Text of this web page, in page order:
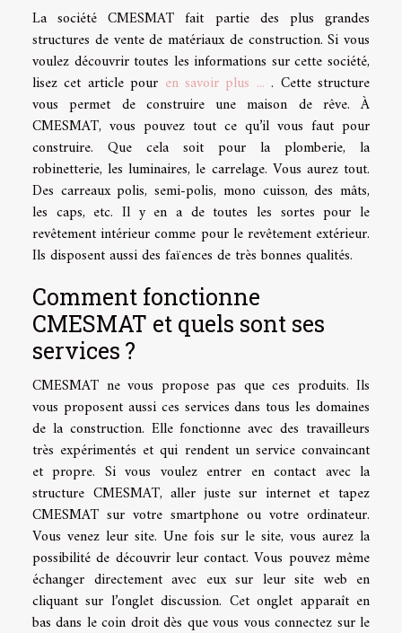
La société CMESMAT fait partie des plus grandes
structures de vente de matériaux de construction. Si vous
voulez découvrir toutes les informations sur cette société,
lisez cet article pour en savoir plus ... . Cette structure
vous permet de construire une maison de rêve. À
CMESMAT, vous pouvez tout ce qu’il vous faut pour
construire. Que cela soit pour la plomberie, la
robinetterie, les luminaires, le carrelage. Vous aurez tout.
Des carreaux polis, semi-polis, mono cuisson, des mâts,
les caps, etc. Il y en a de toutes les sortes pour le
revêtement intérieur comme pour le revêtement extérieur.
Ils disposent aussi des faïences de très bonnes qualités.
Comment fonctionne
CMESMAT et quels sont ses
services ?
CMESMAT ne vous propose pas que ces produits. Ils
vous proposent aussi ces services dans tous les domaines
de la construction. Elle fonctionne avec des travailleurs
très expérimentés et qui rendent un service convaincant
et propre. Si vous voulez entrer en contact avec la
structure CMESMAT, aller juste sur internet et tapez
CMESMAT sur votre smartphone ou votre ordinateur.
Vous venez leur site. Une fois sur le site, vous aurez la
possibilité de découvrir leur contact. Vous pouvez même
échanger directement avec eux sur leur site web en
cliquant sur l’onglet discussion. Cet onglet apparaît en
bas dans le coin droit dès que vous vous connectez sur le